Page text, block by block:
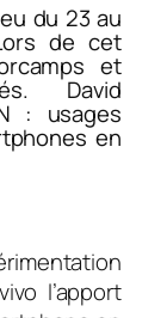
du 23 au
de cet
et
David
: usages
en
l’apport